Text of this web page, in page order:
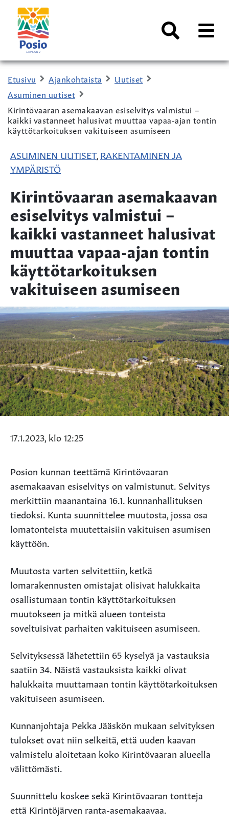
Siirry sisältöön
Kaupungin
logo
AVAA
Etusivu Ajankohtaista
Uutiset
Asuminen uutiset
Kirintövaaran asemakaavan esiselvitys valmistui –
kaikki vastanneet halusivat muuttaa vapaa-ajan tontin
käyttötarkoituksen vakituiseen asumiseen
ASUMINEN UUTISET, RAKENTAMINEN JA
YMPÄRISTÖ
Kirintövaaran asemakaavan
esiselvitys valmistui –
kaikki vastanneet halusivat
muuttaa vapaa-ajan tontin
käyttötarkoituksen
vakituiseen asumiseen
17.1.2023, klo 12:25
Posion kunnan teettämä Kirintövaaran
asemakaavan esiselvitys on valmistunut. Selvitys
merkittiin maanantaina 16.1. kunnanhallituksen
tiedoksi. Kunta suunnittelee muutosta, jossa osa
lomatonteista muutettaisiin vakituisen asumisen
käyttöön.
Muutosta varten selvitettiin, ketkä
lomarakennusten omistajat olisivat halukkaita
osallistumaan tontin käyttötarkoituksen
muutokseen ja mitkä alueen tonteista
soveltuisivat parhaiten vakituiseen asumiseen.
Selvityksessä lähetettiin 65 kyselyä ja vastauksia
saatiin 34. Näistä vastauksista kaikki olivat
halukkaita muuttamaan tontin käyttötarkoituksen
vakituiseen asumiseen.
Kunnanjohtaja Pekka Jääskön mukaan selvityksen
tulokset ovat niin selkeitä, että uuden kaavan
valmistelu aloitetaan koko Kirintövaaran alueella
välittömästi.
Suunnittelu koskee sekä Kirintövaaran tontteja
että Kirintöjärven ranta-asemakaavaa.